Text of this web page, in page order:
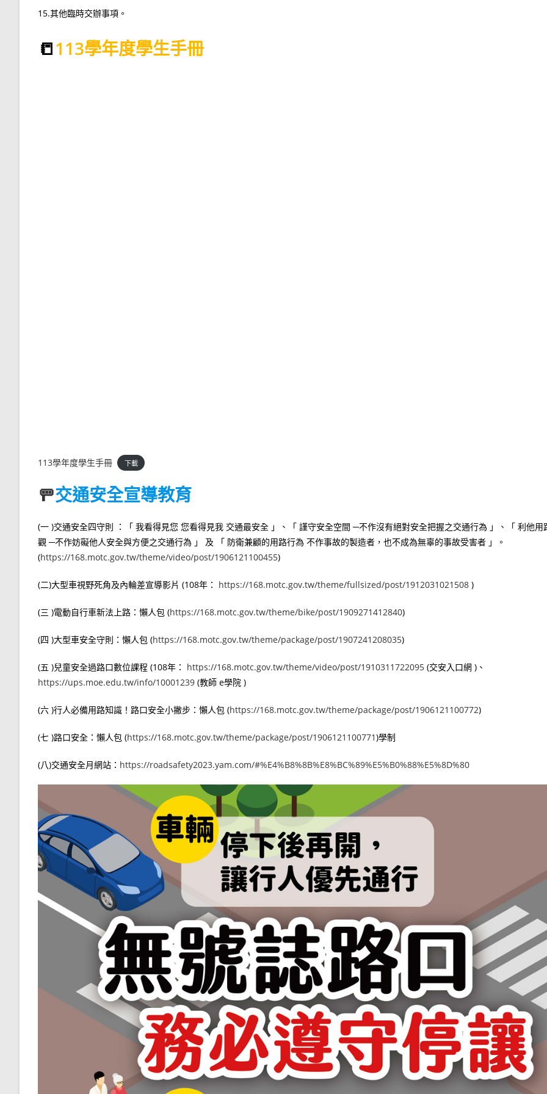
15.其他臨時交辦事項。
📒113學年度學生手冊
113學年度學生手冊 下載
🚥交通安全宣導教育
(一 )交通安全四守則 ：「 我看得見您 您看得見我 交通最安全 」、「 謹守安全空間 ─不作沒有絕對安全把握之交通行為 」、「 利他用
觀 ─不作妨礙他人安全與方便之交通行為 」 及 「 防衛兼顧的用路行為 不作事故的製造者，也不成為無辜的事故受害者 」。
(https://168.motc.gov.tw/theme/video/post/1906121100455)
(二)大型車視野死角及內輪差宣導影片 (108年： https://168.motc.gov.tw/theme/fullsized/post/1912031021508 )
(三 )電動自行車新法上路：懶人包 (https://168.motc.gov.tw/theme/bike/post/1909271412840)
(四 )大型車安全守則：懶人包 (https://168.motc.gov.tw/theme/package/post/1907241208035)
(五 )兒童安全過路口數位課程 (108年： https://168.motc.gov.tw/theme/video/post/1910311722095 (交安入口網 )、
https://ups.moe.edu.tw/info/10001239 (教師 e學院 )
(六 )行人必備用路知識！路口安全小撇步：懶人包 (https://168.motc.gov.tw/theme/package/post/1906121100772)
(七 )路口安全：懶人包 (https://168.motc.gov.tw/theme/package/post/1906121100771)學制
(八)交通安全月網站： https://roadsafety2023.yam.com/#%E4%B8%8B%E8%BC%89%E5%B0%88%E5%8D%80